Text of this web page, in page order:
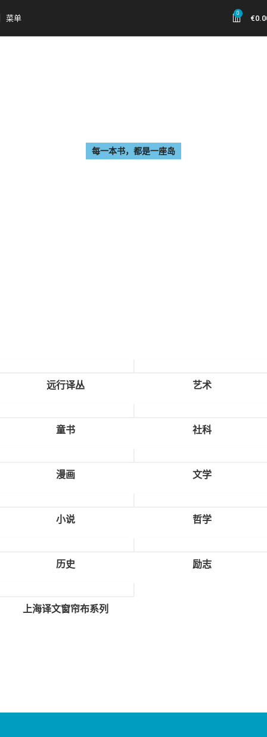
菜单
0
€
每一本书，都是一座岛
远行译丛 艺术
童书 社科
漫画 文学
小说 哲学
历史 励志
上海译文窗帘布系列